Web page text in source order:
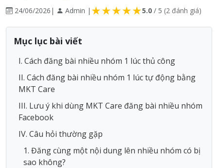
24/06/2026 | Admin | ★
★
★
★
★ 5.0 / 5 (2 đánh giá)
Mục lục bài viết
I. Cách đăng bài nhiều nhóm 1 lúc thủ công
II. Cách đăng bài nhiều nhóm 1 lúc tự động bằng
MKT Care
III. Lưu ý khi dùng MKT Care đăng bài nhiều nhóm
Facebook
IV. Câu hỏi thường gặp
1. Đăng cùng một nội dung lên nhiều nhóm có bị
sao không?